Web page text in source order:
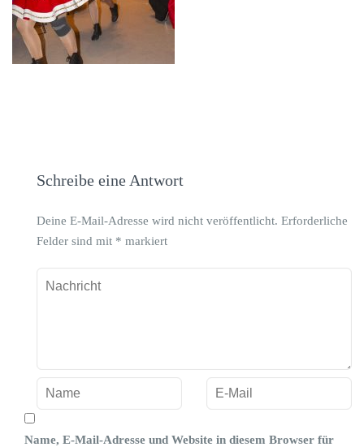
Schreibe eine Antwort
Deine E-Mail-Adresse wird nicht veröffentlicht. Erforderliche
Felder sind mit * markiert
Name, E-Mail-Adresse und Website in diesem Browser für